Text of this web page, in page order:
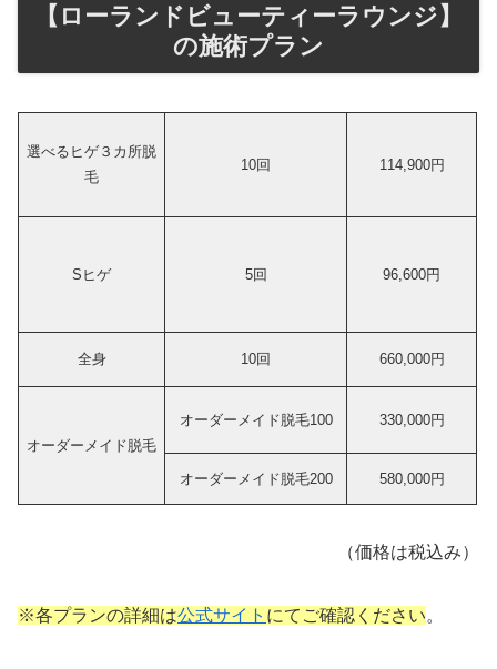
【ローランドビューティーラウンジ】
の施術プラン
選べるヒゲ３カ所脱
毛
10回 114,900円
Sヒゲ 5回 96,600円
全身 10回 660,000円
オーダーメイド脱毛
オーダーメイド脱毛100 330,000円
オーダーメイド脱毛200 580,000円
（価格は税込み）
※各プランの詳細は公式サイト にてご確認ください。